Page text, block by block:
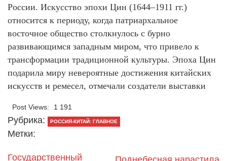
России. Искусство эпохи Цин (1644–1911 гг.)
относится к периоду, когда патриархальное
восточное общество столкнулось с бурно
развивающимся западным миром, что привело к
трансформации традиционной культуры. Эпоха Цин
подарила миру невероятные достижения китайских
искусств и ремесел, отмечали создатели выставки
Post Views: 1 191
Рубрика: РОССИЯ-КИТАЙ: ГЛАВНОЕ
Метки:
Государственный